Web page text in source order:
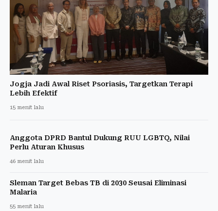
Jogja Jadi Awal Riset Psoriasis, Targetkan Terapi
Lebih Efektif
15 menit lalu
Anggota DPRD Bantul Dukung RUU LGBTQ, Nilai
Perlu Aturan Khusus
46 menit lalu
Sleman Target Bebas TB di 2030 Seusai Eliminasi
Malaria
55 menit lalu